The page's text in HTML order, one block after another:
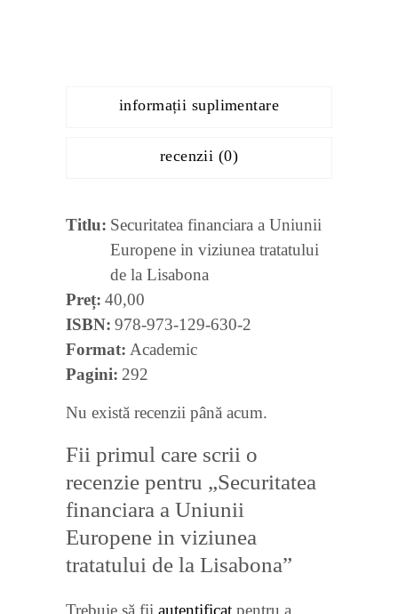
informații suplimentare
recenzii (0)
Titlu Securitatea financiara a Uniunii
Europene in viziunea tratatului
de la Lisabona
Preț 40,00
ISBN 978-973-129-630-2
Format Academic
Pagini 292
Nu există recenzii până acum.
Fii primul care scrii o
recenzie pentru „Securitatea
financiara a Uniunii
Europene in viziunea
tratatului de la Lisabona”
Trebuie să fii autentificat pentru a